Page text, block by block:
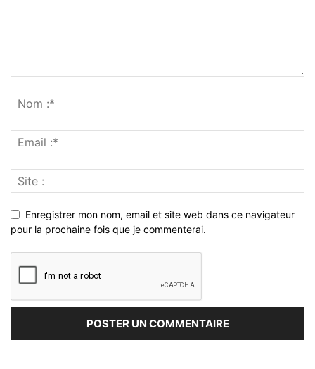
Enregistrer mon nom, email et site web dans ce navigateur
pour la prochaine fois que je commenterai.